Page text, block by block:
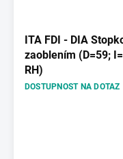
ITA FDI - DIA
zaoblením (D=59;
RH)
DOSTUPNOST NA DOTAZ